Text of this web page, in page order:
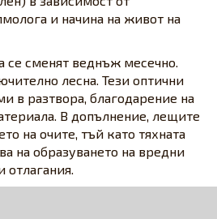
и начина на живот на
се сменят веднъж месечно.
лесна. Тези оптични
в разтвора, благодарение на
В допълнение, лещите
на очите, тъй като тяхната
на образуването на вредни